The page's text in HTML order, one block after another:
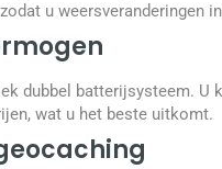
u weersveranderingen
dubbel batterijsysteem.
wat u het beste uitkomt.